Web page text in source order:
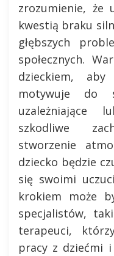
zrozumienie, że
kwestią braku
głębszych
społecznych.
dzieckiem,
motywuje do
uzależniające
szkodliwe
stworzenie
dziecko będzie
się swoimi
krokiem może
specjalistów,
terapeuci,
pracy z dziećmi i